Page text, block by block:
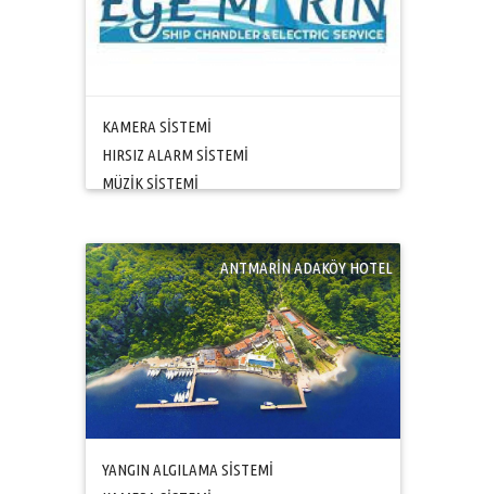
KAMERA SİSTEMİ
HIRSIZ ALARM SİSTEMİ
MÜZİK SİSTEMİ
ANTMARİN ADAKÖY HOTEL
YANGIN ALGILAMA SİSTEMİ